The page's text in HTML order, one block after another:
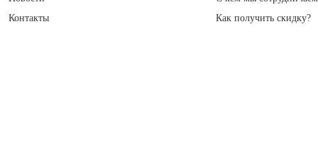
Контакты
Как получить скидку?